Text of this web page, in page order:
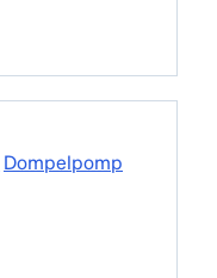
Dompelpomp